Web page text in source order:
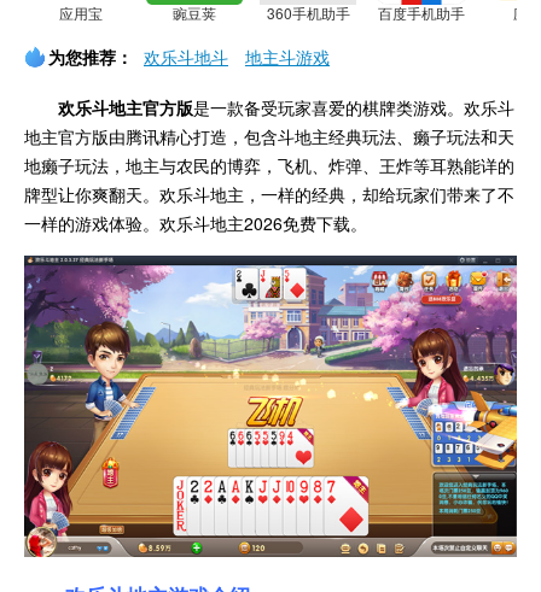
应用宝 豌豆荚 360手机助手 百度手机助手 应
为您推荐： 欢乐斗地斗 地主斗游戏
欢乐斗地主官方版是一款备受玩家喜爱的棋牌类游戏。欢乐斗
地主官方版由腾讯精心打造，包含斗地主经典玩法、癞子玩法和天
地癞子玩法，地主与农民的博弈，飞机、炸弹、王炸等耳熟能详的
牌型让你爽翻天。欢乐斗地主，一样的经典，却给玩家们带来了不
一样的游戏体验。欢乐斗地主2026免费下载。